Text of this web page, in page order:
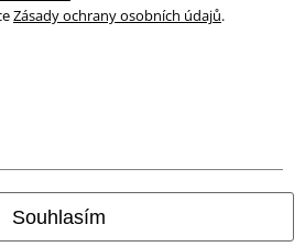
Zásady ochrany osobních údajů.
Souhlasím